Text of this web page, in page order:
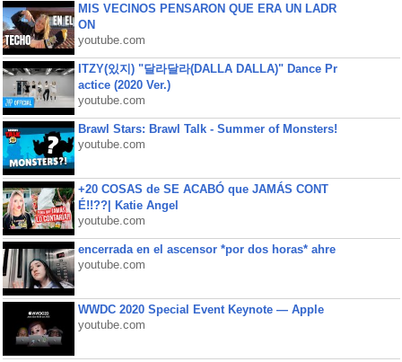
MIS VECINOS PENSARON QUE ERA UN LADR
ON
youtube.com
ITZY(있지) "달라달라(DALLA DALLA)" Dance Pr
actice (2020 Ver.)
youtube.com
Brawl Stars: Brawl Talk - Summer of Monsters!
youtube.com
+20 COSAS de SE ACABÓ que JAMÁS CONT
É!!??| Katie Angel
youtube.com
encerrada en el ascensor *por dos horas* ahre
youtube.com
WWDC 2020 Special Event Keynote — Apple
youtube.com